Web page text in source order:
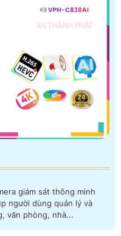
giám sát thông minh
người dùng quản lý và
văn phòng, nhà...